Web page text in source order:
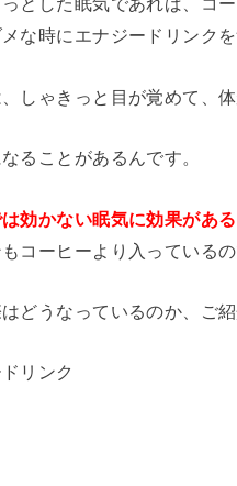
な時にエナジードリンクを
しゃきっと目が覚めて、
ることがあるんです。
効かない眠気に効果があ
コーヒーより入っている
どうなっているのか、ご紹
リンク